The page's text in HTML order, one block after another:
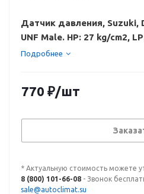
Датчик давления, Suzuki,
UNF Male. HP: 27 kg/cm2,
134a RC-U0446B
Подробнее
770 ₽/шт
* Актуальную стоимость можете
8 (800) 101-66-08 - Звонок
sale@autoclimat.su